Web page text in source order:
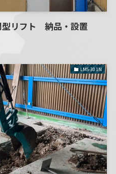
リフト 納品・設置
LMS-301N